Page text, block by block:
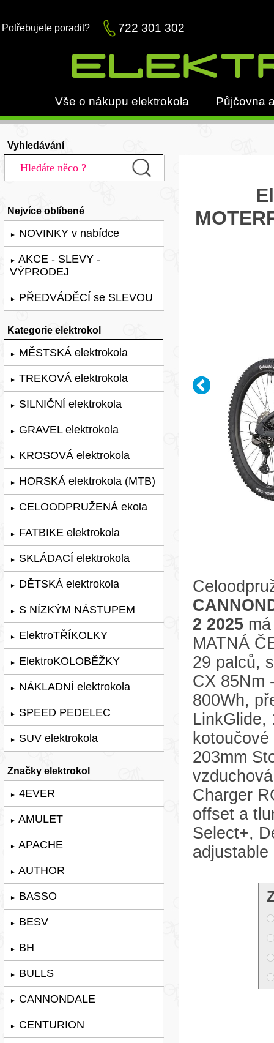
Potřebujete poradit? 722 301 302
Vše o nákupu elektrokola Půjčovna
Vyhledávání
Nejvíce oblíbené
► NOVINKY v nabídce
► AKCE - SLEVY -
VÝPRODEJ
► PŘEDVÁDĚCÍ se SLEVOU
Kategorie elektrokol
► MĚSTSKÁ elektrokola
► TREKOVÁ elektrokola
► SILNIČNÍ elektrokola
► GRAVEL elektrokola
► KROSOVÁ elektrokola
► HORSKÁ elektrokola (MTB)
► CELOODPRUŽENÁ ekola
► FATBIKE elektrokola
► SKLÁDACÍ elektrokola
► DĚTSKÁ elektrokola
► S NÍZKÝM NÁSTUPEM
► ElektroTŘÍKOLKY
► ElektroKOLOBĚŽKY
► NÁKLADNÍ elektrokola
► SPEED PEDELEC
► SUV elektrokola
Značky elektrokol
► 4EVER
► AMULET
► APACHE
► AUTHOR
► BASSO
► BESV
► BH
► BULLS
► CANNONDALE
► CENTURION
2 2025
MATNÁ
29 palců,
CX 85Nm
800Wh,
LinkGlide,
203mm
Charger
offset a
Select+,
adjustable